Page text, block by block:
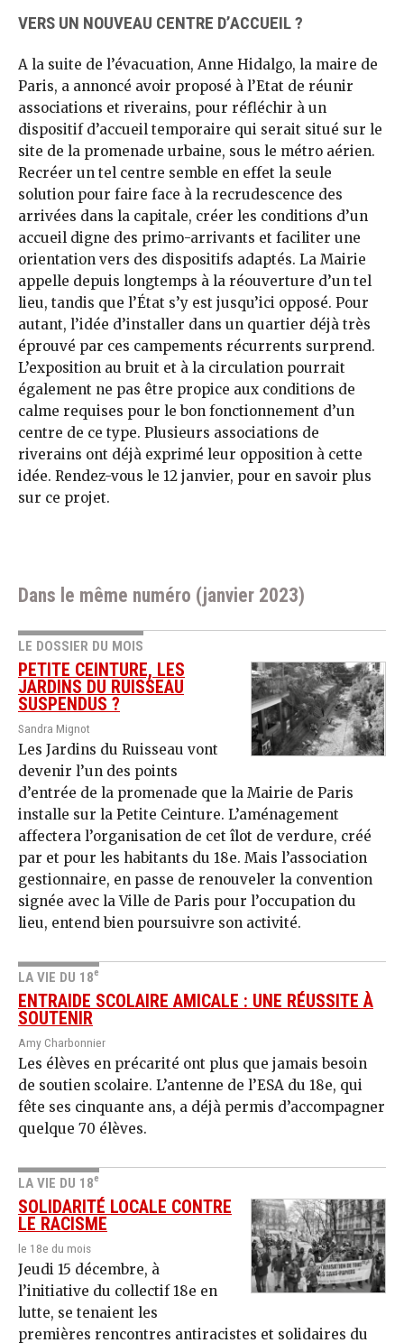
VERS UN NOUVEAU CENTRE D’ACCUEIL ?
A la suite de l’évacuation, Anne Hidalgo, la maire de
Paris, a annoncé avoir proposé à l’Etat de réunir
associations et riverains, pour réfléchir à un
dispositif d’accueil temporaire qui serait situé sur le
site de la promenade urbaine, sous le métro aérien.
Recréer un tel centre semble en effet la seule
solution pour faire face à la recrudescence des
arrivées dans la capitale, créer les conditions d’un
accueil digne des primo-arrivants et faciliter une
orientation vers des dispositifs adaptés. La Mairie
appelle depuis longtemps à la réouverture d’un tel
lieu, tandis que l’État s’y est jusqu’ici opposé. Pour
autant, l’idée d’installer dans un quartier déjà très
éprouvé par ces campements récurrents surprend.
L’exposition au bruit et à la circulation pourrait
également ne pas être propice aux conditions de
calme requises pour le bon fonctionnement d’un
centre de ce type. Plusieurs associations de
riverains ont déjà exprimé leur opposition à cette
idée. Rendez-vous le 12 janvier, pour en savoir plus
sur ce projet.
Dans le même numéro (janvier 2023)
LE DOSSIER DU MOIS
PETITE CEINTURE, LES
JARDINS DU RUISSEAU
SUSPENDUS ?
Sandra Mignot
Les Jardins du Ruisseau vont
devenir l’un des points
d’entrée de la promenade que la Mairie de Paris
installe sur la Petite Ceinture. L’aménagement
affectera l’organisation de cet îlot de verdure, créé
par et pour les habitants du 18e. Mais l’association
gestionnaire, en passe de renouveler la convention
signée avec la Ville de Paris pour l’occupation du
lieu, entend bien poursuivre son activité.
LA VIE DU 18e
ENTRAIDE SCOLAIRE AMICALE : UNE RÉUSSITE À
SOUTENIR
Amy Charbonnier
Les élèves en précarité ont plus que jamais besoin
de soutien scolaire. L’antenne de l’ESA du 18e, qui
fête ses cinquante ans, a déjà permis d’accompagner
quelque 70 élèves.
LA VIE DU 18e
SOLIDARITÉ LOCALE CONTRE
LE RACISME
le 18e du mois
Jeudi 15 décembre, à
l’initiative du collectif 18e en
lutte, se tenaient les
premières rencontres antiracistes et solidaires du